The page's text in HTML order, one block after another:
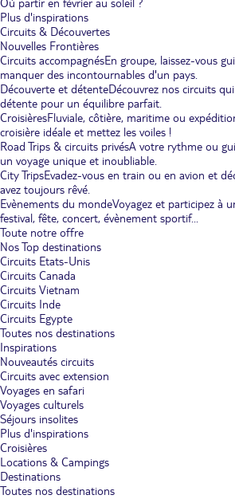
Où partir en février au soleil ?
Plus d'inspirations
Circuits & Découvertes
Nouvelles Frontières
Circuits accompagnésEn groupe, laissez-vous
manquer des incontournables d'un pays.
Découverte et détenteDécouvrez nos circuits
détente pour un équilibre parfait.
CroisièresFluviale, côtière, maritime ou
croisière idéale et mettez les voiles !
Road Trips & circuits privésA votre rythme ou
un voyage unique et inoubliable.
City TripsEvadez-vous en train ou en avion et
avez toujours rêvé.
Evènements du mondeVoyagez et participez à
festival, fête, concert, évènement sportif...
Toute notre offre
Nos Top destinations
Circuits Etats-Unis
Circuits Canada
Circuits Vietnam
Circuits Inde
Circuits Egypte
Toutes nos destinations
Inspirations
Nouveautés circuits
Circuits avec extension
Voyages en safari
Voyages culturels
Séjours insolites
Plus d'inspirations
Croisières
Locations & Campings
Destinations
Toutes nos destinations